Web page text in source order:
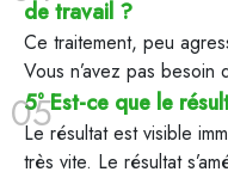
de travail ?
Ce traitement, peu
Vous n’avez pas besoin
5° Est-ce que le
Le résultat est visible
très vite. Le résultat